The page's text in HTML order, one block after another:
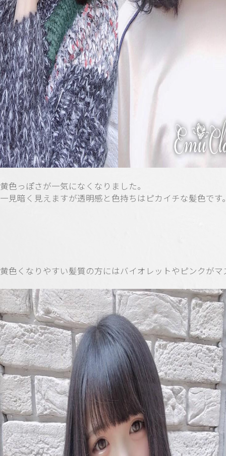
黄色っぽさが一気になくなりました。
一見暗く見えますが透明感と色持ちはピカイチな髪色です
黄色くなりやすい髪質の方にはバイオレットやピンクがマ